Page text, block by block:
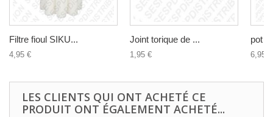
Filtre fioul SIKU...
4,95 €
Joint torique de ...
1,95 €
pot
6,95 €
LES CLIENTS QUI ONT ACHETÉ CE
PRODUIT ONT ÉGALEMENT ACHETÉ...